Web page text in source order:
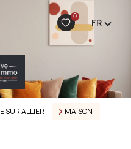
0
FR
SUR ALLIER MAISON